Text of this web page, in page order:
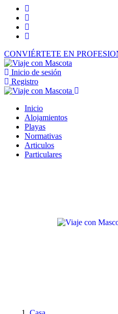
CONVIÉRTETE EN
Inicio de sesión
Registro
Inicio
Alojamientos
Playas
Normativas
Articulos
Particulares